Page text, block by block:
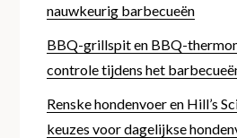
nauwkeurig barbecueën
BBQ-grillspit en BBQ-
controle tijdens het
Renske hondenvoer en Hill’s
keuzes voor dagelijkse